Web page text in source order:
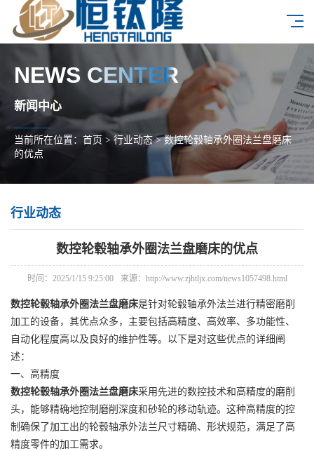
NEWS CENTER
新闻中心
当前所在位置： 首页 >行业动态>数控轮毂轴承外圈法兰盘磨床
的优点
行业动态
数控轮毂轴承外圈法兰盘磨床的优点
时间：2025/1/15 9:25:00 来源：http://www.zjhtljx.com/news1057498.html
数控轮毂轴承外圈法兰盘磨床是针对轮毂轴承外法兰进行精密磨削
加工的设备，其优点众多，主要包括高精度、高效率、多功能性、
自动化程度高以及良好的维护性等。以下是对这些优点的详细阐
述：
一、高精度
数控轮毂轴承外圈法兰盘磨床采用先进的数控技术和高精度的磨削
头，能够精确地控制磨削深度和砂轮的移动轨迹。这种高精度的控
制确保了加工出的轮毂轴承外法兰尺寸精确、形状规范，满足了高
精度零件的加工需求。